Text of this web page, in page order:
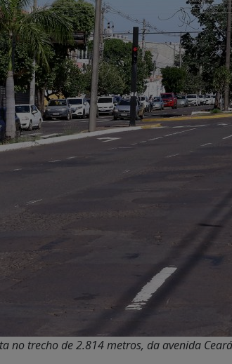
no trecho de 2.814 metros, da avenida